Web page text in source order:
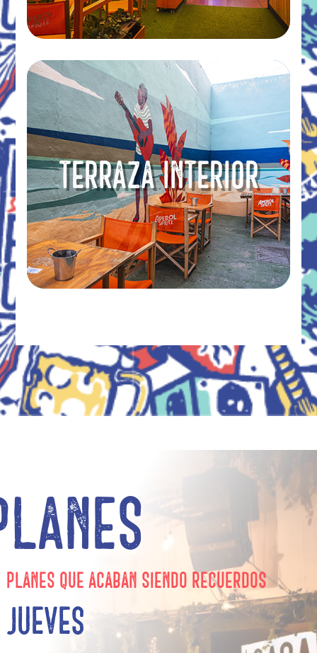
TERRAZA INTERIOR
Planes que acaban siendo recuerdos
Jueves